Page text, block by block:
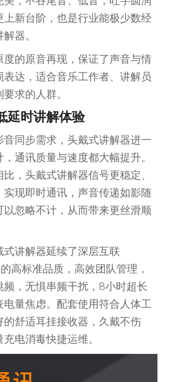
上新台阶，也是行业能极少数经
器。
度的原音再现，保证了声音与情
达，适合音乐工作者、讲解员
求的人群。
延时讲解体验
同步需求，头戴式讲解器进一
通讯质量与速度都大幅提升。
，头戴式讲解器信号更稳定、
实现即时通讯，声音传递如影随
以忽略不计，从而带来更丝滑顺
式讲解器延续了深层互联
高标准品质，高效团队管理，
频，无惧串频干扰，8小时超长
量焦虑。配套使用符合人体工
的舒适耳挂接收器，久戴不伤
电消毒快捷运维。